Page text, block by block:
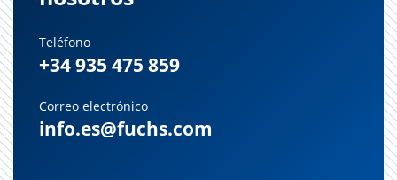
Teléfono
+34 935 475 859
Correo electrónico
info.es@fuchs.com